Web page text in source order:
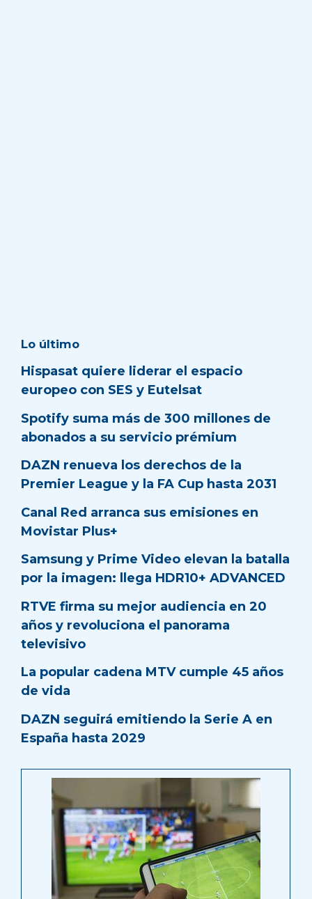
Lo último
Hispasat quiere liderar el espacio
europeo con SES y Eutelsat
Spotify suma más de 300 millones de
abonados a su servicio prémium
DAZN renueva los derechos de la
Premier League y la FA Cup hasta 2031
Canal Red arranca sus emisiones en
Movistar Plus+
Samsung y Prime Video elevan la batalla
por la imagen: llega HDR10+ ADVANCED
RTVE firma su mejor audiencia en 20
años y revoluciona el panorama
televisivo
La popular cadena MTV cumple 45 años
de vida
DAZN seguirá emitiendo la Serie A en
España hasta 2029